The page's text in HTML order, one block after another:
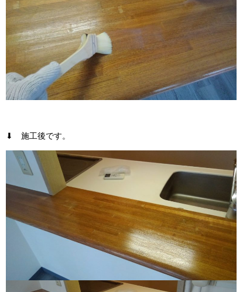
⬇ 施工後です。